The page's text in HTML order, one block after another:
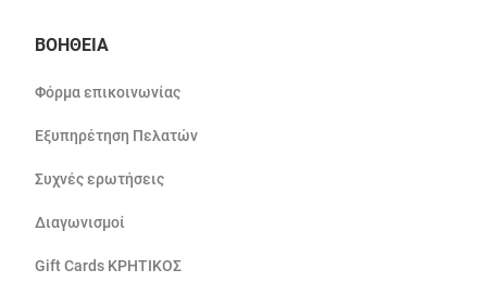
ΒΟΗΘΕΙΑ
Φόρμα επικοινωνίας
Εξυπηρέτηση Πελατών
Συχνές ερωτήσεις
Διαγωνισμοί
Gift Cards ΚΡΗΤΙΚΟΣ